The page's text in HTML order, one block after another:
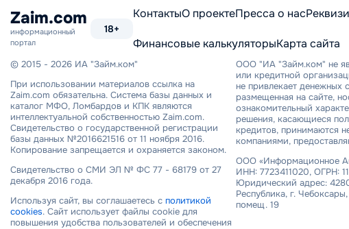
Zaim.com
информационный
портал
18+
КонтактыО проектеПресса о нас
Финансовые калькуляторыКарта сайта
© 2015 - 2026 ИА "Займ.ком"
При использовании материалов ссылка на
Zaim.com обязательна. Система базы данных и
каталог МФО, Ломбардов и КПК являются
интеллектуальной собственностью Zaim.com.
Свидетельство о государственной регистрации
базы данных №2016621516 от 11 ноября 2016.
Копирование запрещается и охраняется законом.
Свидетельство о СМИ ЭЛ № ФС 77 - 68179 от 27
декабря 2016 года.
Используя сайт, вы соглашаетесь с политикой
cookies. Сайт использует файлы cookie для
повышения удобства пользователей и обеспечения
ООО "ИА "Займ.ком" не
или кредитной
не привлекает денежных
размещенная на сайте,
ознакомительный
решения, касающиеся
кредитов, принимаются
компаниями,
ООО «Информационное
ИНН: 7723411020, ОГРН:
Юридический адрес:
Республика, г.
помещ. 19